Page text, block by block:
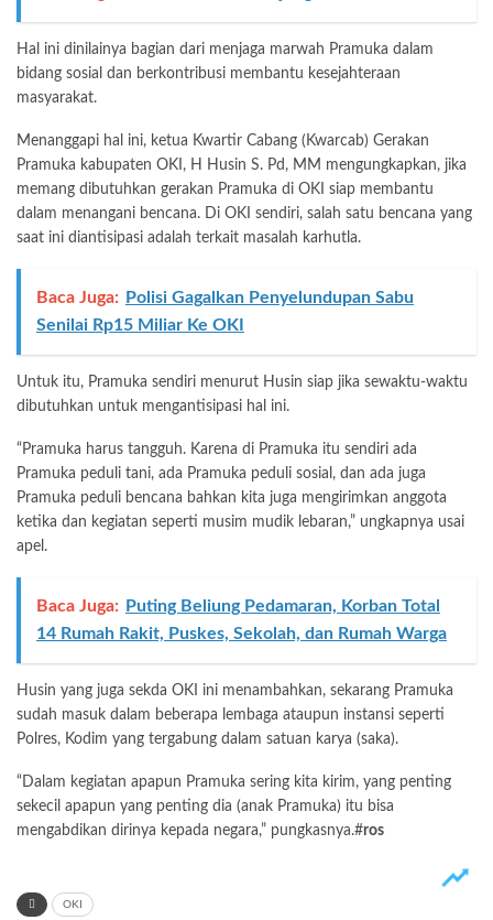
Hal ini dinilainya bagian dari menjaga marwah Pramuka dalam
bidang sosial dan berkontribusi membantu kesejahteraan
masyarakat.
Menanggapi hal ini, ketua Kwartir Cabang (Kwarcab) Gerakan
Pramuka kabupaten OKI, H Husin S. Pd, MM mengungkapkan, jika
memang dibutuhkan gerakan Pramuka di OKI siap membantu
dalam menangani bencana. Di OKI sendiri, salah satu bencana yang
saat ini diantisipasi adalah terkait masalah karhutla.
Baca Juga: Polisi Gagalkan Penyelundupan Sabu
Senilai Rp15 Miliar Ke OKI
Untuk itu, Pramuka sendiri menurut Husin siap jika sewaktu-waktu
dibutuhkan untuk mengantisipasi hal ini.
“Pramuka harus tangguh. Karena di Pramuka itu sendiri ada
Pramuka peduli tani, ada Pramuka peduli sosial, dan ada juga
Pramuka peduli bencana bahkan kita juga mengirimkan anggota
ketika dan kegiatan seperti musim mudik lebaran,” ungkapnya usai
apel.
Baca Juga: Puting Beliung Pedamaran, Korban Total
14 Rumah Rakit, Puskes, Sekolah, dan Rumah Warga
Husin yang juga sekda OKI ini menambahkan, sekarang Pramuka
sudah masuk dalam beberapa lembaga ataupun instansi seperti
Polres, Kodim yang tergabung dalam satuan karya (saka).
“Dalam kegiatan apapun Pramuka sering kita kirim, yang penting
sekecil apapun yang penting dia (anak Pramuka) itu bisa
mengabdikan dirinya kepada negara,” pungkasnya.#ros
OKI